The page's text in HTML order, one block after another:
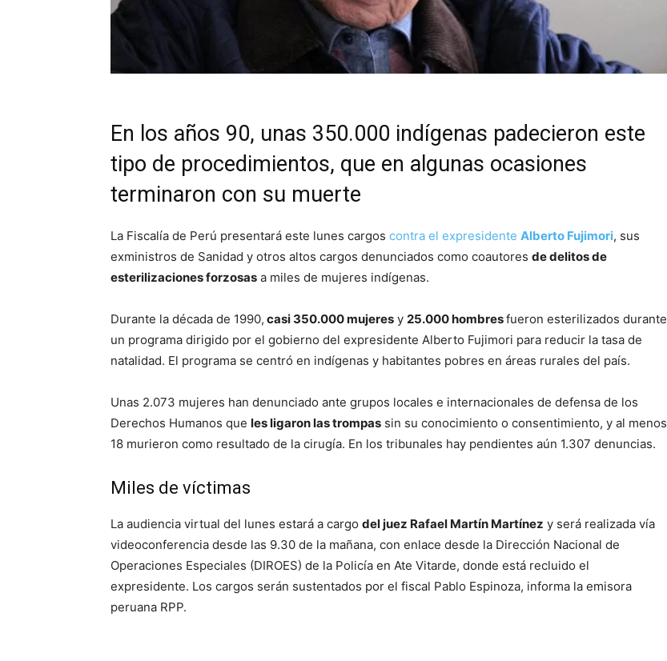
En los años 90, unas 350.000 indígenas padecieron este
tipo de procedimientos, que en algunas ocasiones
terminaron con su muerte
La Fiscalía de Perú presentará este lunes cargos contra el expresidente Alberto Fujimori, sus
exministros de Sanidad y otros altos cargos denunciados como coautores de delitos de
esterilizaciones forzosas a miles de mujeres indígenas.
Durante la década de 1990, casi 350.000 mujeres y 25.000 hombresfueron esterilizados durante
un programa dirigido por el gobierno del expresidente Alberto Fujimori para reducir la tasa de
natalidad. El programa se centró en indígenas y habitantes pobres en áreas rurales del país.
Unas 2.073 mujeres han denunciado ante grupos locales e internacionales de defensa de los
Derechos Humanos que les ligaron las trompas sin su conocimiento o consentimiento, y al menos
18 murieron como resultado de la cirugía. En los tribunales hay pendientes aún 1.307 denuncias.
Miles de víctimas
La audiencia virtual del lunes estará a cargo del juez Rafael Martín Martínez y será realizada vía
videoconferencia desde las 9.30 de la mañana, con enlace desde la Dirección Nacional de
Operaciones Especiales (DIROES) de la Policía en Ate Vitarde, donde está recluido el
expresidente. Los cargos serán sustentados por el fiscal Pablo Espinoza, informa la emisora
peruana RPP.